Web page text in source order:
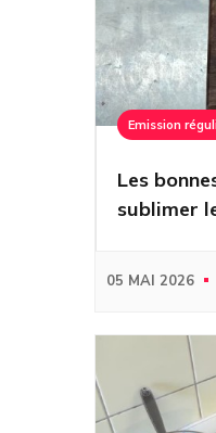
Emission
Les
sublimer
05 MAI 2026